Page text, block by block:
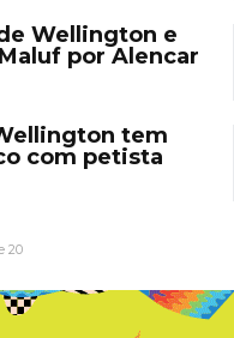
Wellington e
por Alencar
tem
com petista
20